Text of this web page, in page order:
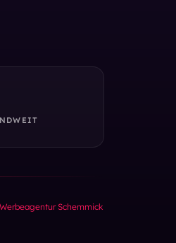
Werbeagentur Schemmick